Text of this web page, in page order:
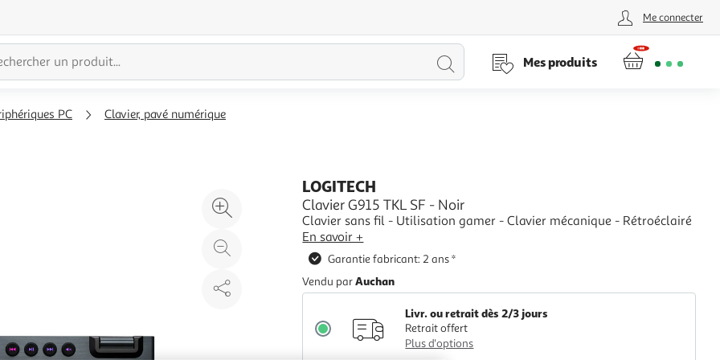
Me connecter
Lancer
Mes produits
PC Clavier, pavé numérique
Agrandir
l'illustration
l'illustration
Partager
LOGITECH
Clavier G915 TKL SF - Noir
Clavier sans fil - Utilisation gamer - Clavier mécanique - Rétroéclairé
En savoir +
Garantie fabricant: 2 ans *
Vendu parAuchan
Livr. ou retrait dès 2/3 jours
Retrait offert
Plus d'options